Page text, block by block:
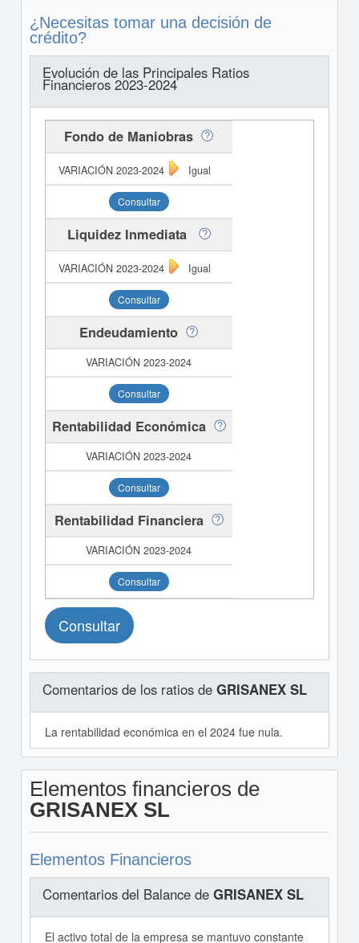
¿Necesitas tomar una decisión de
crédito?
Evolución de las Principales Ratios
Financieros 2023-2024
Fondo de Maniobras
Igual
Consultar
Liquidez Inmediata
Igual
Consultar
Endeudamiento
Consultar
Rentabilidad Económica
Consultar
Rentabilidad Financiera
Consultar
Consultar
Comentarios de los ratios de GRISANEX SL
La rentabilidad económica en el 2024 fue nula.
Elementos financieros de
GRISANEX SL
Elementos Financieros
Comentarios del Balance de GRISANEX SL
El activo total de la empresa se mantuvo constante